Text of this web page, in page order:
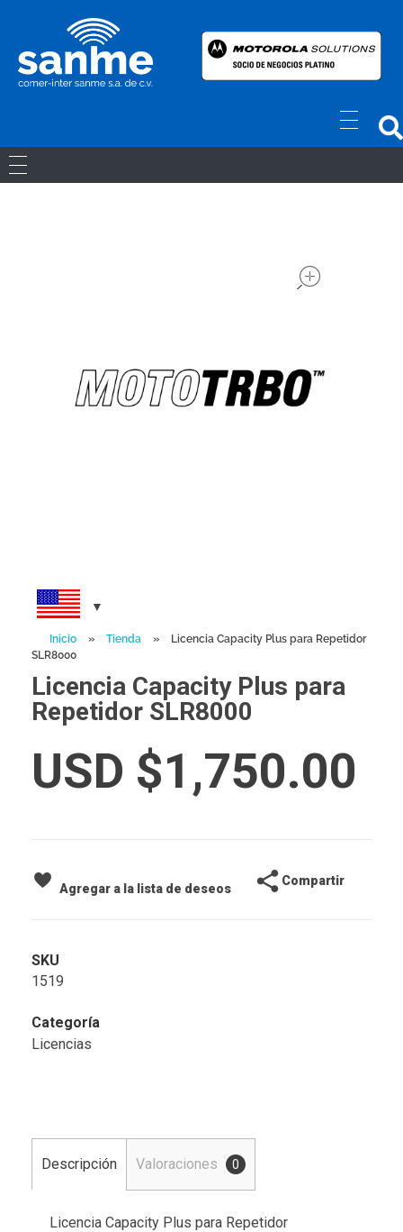
Portatiles Digital
WAVE PTX
Inicio » Tienda »
Licencia Capacity Plus para Repetidor
SLR8000
Licencia Capacity Plus para
Repetidor SLR8000
USD $1,750.00
Agregar a la lista de deseos
Compartir
SKU
1519
Categoría
Licencias
Descripción Valoraciones 0
Licencia Capacity Plus para Repetidor